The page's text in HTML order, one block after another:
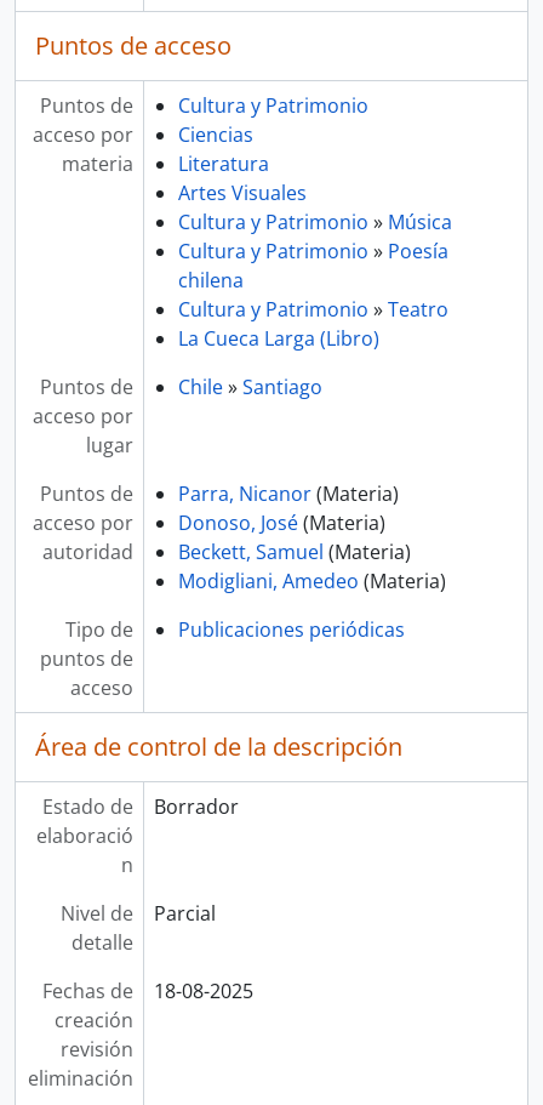
Puntos de acceso
Puntos de
acceso por
materia
Cultura y Patrimonio
Ciencias
Literatura
Artes Visuales
Cultura y Patrimonio » Música
Cultura y Patrimonio » Poesía
chilena
Cultura y Patrimonio »Teatro
La Cueca Larga (Libro)
Puntos de
acceso por
lugar
Chile»Santiago
Puntos de
acceso por
autoridad
Parra, Nicanor(Materia)
Donoso, José(Materia)
Beckett, Samuel (Materia)
Modigliani, Amedeo (Materia)
Tipo de
puntos de
acceso
Publicaciones periódicas
Área de control de la descripción
Estado de
elaboració
n
Borrador
Nivel de
detalle
Parcial
Fechas de
creación
revisión
eliminación
18-08-2025